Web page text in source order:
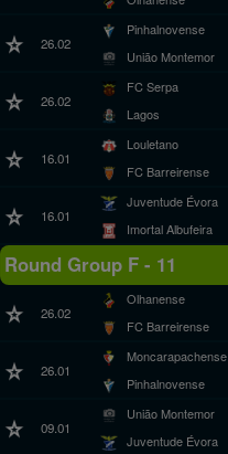
26.02
Pinhalnovense
União Montemor
26.02
FC Serpa
Lagos
16.01
Louletano
FC Barreirense
16.01
Juventude Évora
Imortal Albufeira
Round Group F - 11
26.02
Olhanense
FC Barreirense
26.01
Moncarapachense
Pinhalnovense
09.01
União Montemor
Juventude Évora